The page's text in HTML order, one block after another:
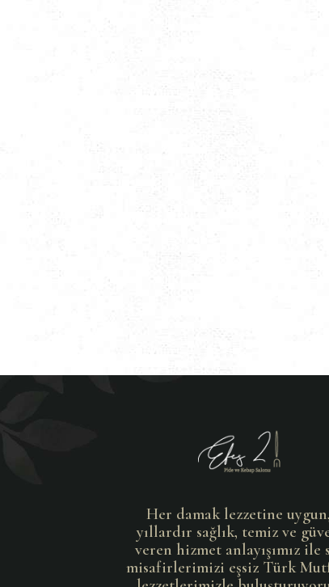
Her damak lezzetine uygun,
yıllardır sağlık, temiz ve
veren hizmet anlayışımız ile
misafirlerimizi eşsiz Türk